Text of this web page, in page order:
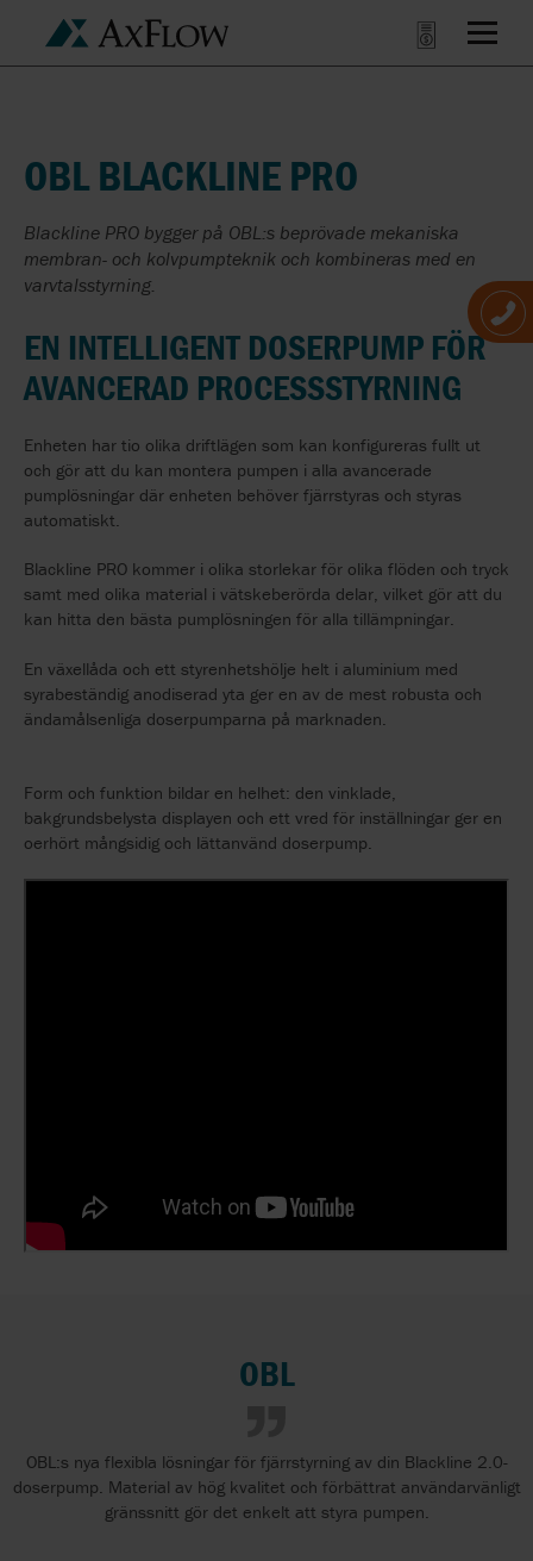
OBL BLACKLINE PRO
Blackline PRO bygger på OBL:s beprövade mekaniska
membran- och kolvpumpteknik och kombineras med en
varvtalsstyrning.
EN INTELLIGENT DOSERPUMP FÖR
AVANCERAD PROCESSSTYRNING
Enheten har tio olika driftlägen som kan konfigureras fullt ut
och gör att du kan montera pumpen i alla avancerade
pumplösningar där enheten behöver fjärrstyras och styras
automatiskt.
Blackline PRO kommer i olika storlekar för olika flöden och tryck
samt med olika material i vätskeberörda delar, vilket gör att du
kan hitta den bästa pumplösningen för alla tillämpningar.
En växellåda och ett styrenhetshölje helt i aluminium med
syrabeständig anodiserad yta ger en av de mest robusta och
ändamålsenliga doserpumparna på marknaden.
Form och funktion bildar en helhet: den vinklade,
bakgrundsbelysta displayen och ett vred för inställningar ger en
oerhört mångsidig och lättanvänd doserpump.
OBL
OBL:s nya flexibla lösningar för fjärrstyrning av din Blackline 2.0-
doserpump. Material av hög kvalitet och förbättrat användarvänligt
gränssnitt gör det enkelt att styra pumpen.